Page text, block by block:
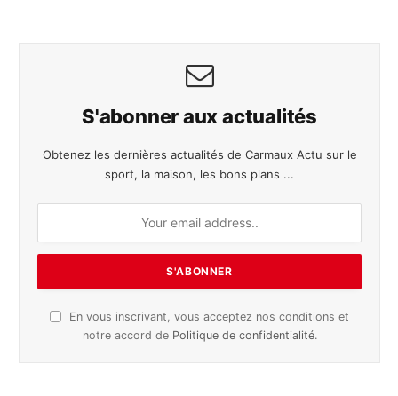
S'abonner aux actualités
Obtenez les dernières actualités de Carmaux Actu sur le
sport, la maison, les bons plans ...
En vous inscrivant, vous acceptez nos conditions et
notre accord de Politique de confidentialité.